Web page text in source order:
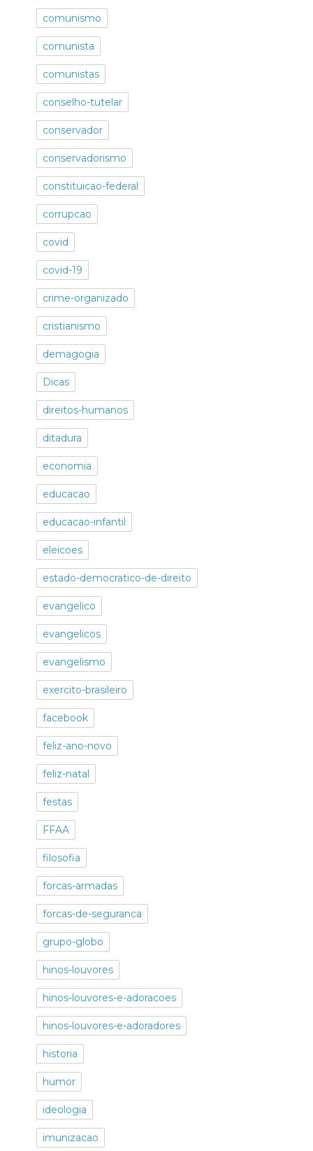
comunismo
comunista
comunistas
conselho-tutelar
conservador
conservadorismo
constituicao-federal
corrupcao
covid
covid-19
crime-organizado
cristianismo
demagogia
Dicas
direitos-humanos
ditadura
economia
educacao
educacao-infantil
eleicoes
estado-democratico-de-direito
evangelico
evangelicos
evangelismo
exercito-brasileiro
facebook
feliz-ano-novo
feliz-natal
festas
FFAA
filosofia
forcas-armadas
forcas-de-seguranca
grupo-globo
hinos-louvores
hinos-louvores-e-adoracoes
hinos-louvores-e-adoradores
historia
humor
ideologia
imunizacao